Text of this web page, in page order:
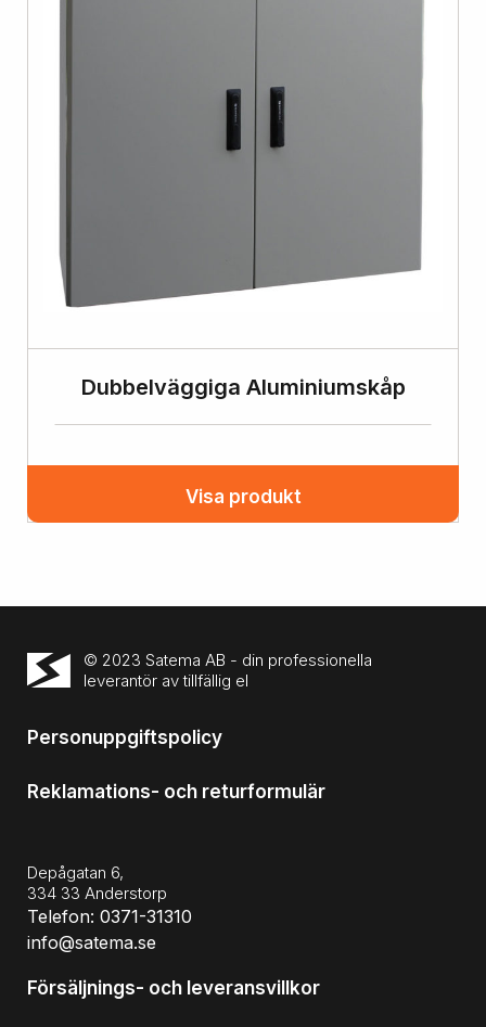
Dubbelväggiga Aluminiumskåp
Visa produkt
© 2023 Satema AB - din professionella
leverantör av tillfällig el
Personuppgiftspolicy
Reklamations- och returformulär
Depågatan 6,
334 33 Anderstorp
Telefon: 0371-31310
info@satema.se
Försäljnings- och leveransvillkor